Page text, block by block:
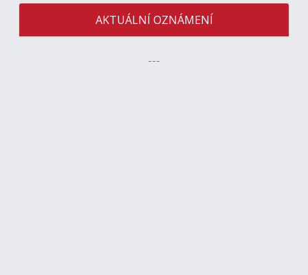
AKTUÁLNÍ OZNÁMENÍ
---